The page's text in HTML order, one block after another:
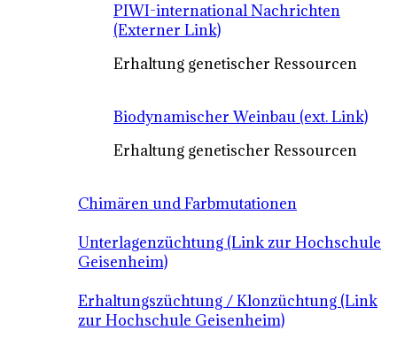
PIWI-international Nachrichten
(Externer Link)
Erhaltung genetischer Ressourcen
Biodynamischer Weinbau (ext. Link)
Erhaltung genetischer Ressourcen
Chimären und Farbmutationen
Unterlagenzüchtung (Link zur Hochschule
Geisenheim)
Erhaltungszüchtung / Klonzüchtung (Link
zur Hochschule Geisenheim)